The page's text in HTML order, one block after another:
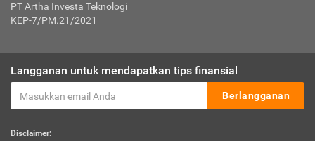
PT Artha Investa Teknologi
KEP-7/PM.21/2021
Langganan untuk mendapatkan tips finansial
Berlangganan
Disclaimer: